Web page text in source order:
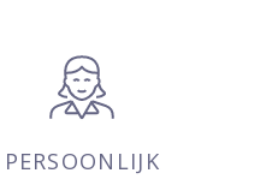
PERSOONLIJK